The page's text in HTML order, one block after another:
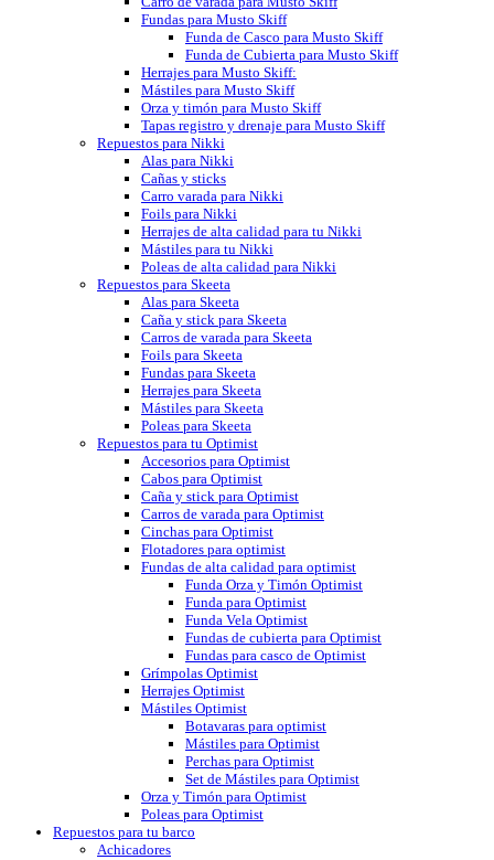
Fundas para Musto Skiff
Funda de Casco para Musto Skiff
Funda de Cubierta para Musto Skiff
Herrajes para Musto Skiff:
Mástiles para Musto Skiff
Orza y timón para Musto Skiff
Tapas registro y drenaje para Musto Skiff
Repuestos para Nikki
Alas para Nikki
Cañas y sticks
Carro varada para Nikki
Foils para Nikki
Herrajes de alta calidad para tu Nikki
Mástiles para tu Nikki
Poleas de alta calidad para Nikki
Repuestos para Skeeta
Alas para Skeeta
Caña y stick para Skeeta
Carros de varada para Skeeta
Foils para Skeeta
Fundas para Skeeta
Herrajes para Skeeta
Mástiles para Skeeta
Poleas para Skeeta
Repuestos para tu Optimist
Accesorios para Optimist
Cabos para Optimist
Caña y stick para Optimist
Carros de varada para Optimist
Cinchas para Optimist
Flotadores para optimist
Fundas de alta calidad para optimist
Funda Orza y Timón Optimist
Funda para Optimist
Funda Vela Optimist
Fundas de cubierta para Optimist
Fundas para casco de Optimist
Grímpolas Optimist
Herrajes Optimist
Mástiles Optimist
Botavaras para optimist
Mástiles para Optimist
Perchas para Optimist
Set de Mástiles para Optimist
Orza y Timón para Optimist
Poleas para Optimist
Repuestos para tu barco
Achicadores